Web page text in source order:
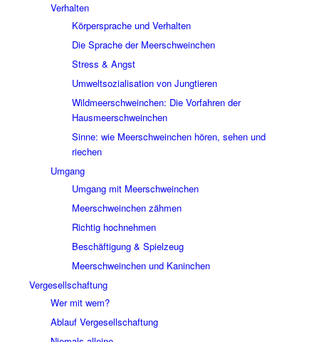
Verhalten
Körpersprache und Verhalten
Die Sprache der Meerschweinchen
Stress & Angst
Umweltsozialisation von Jungtieren
Wildmeerschweinchen: Die Vorfahren der
Hausmeerschweinchen
Sinne: wie Meerschweinchen hören, sehen und
riechen
Umgang
Umgang mit Meerschweinchen
Meerschweinchen zähmen
Richtig hochnehmen
Beschäftigung & Spielzeug
Meerschweinchen und Kaninchen
Vergesellschaftung
Wer mit wem?
Ablauf Vergesellschaftung